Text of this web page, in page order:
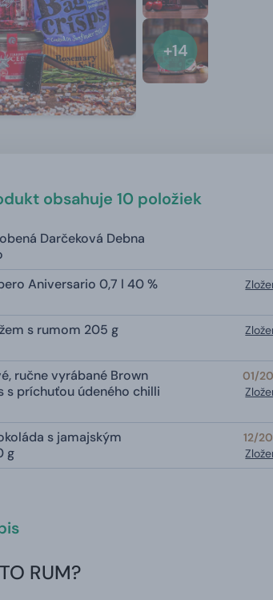
+14
obsahuje 10 položiek
Darčeková Debna
Aniversario 0,7 l 40 %
s rumom 205 g
ručne vyrábané Brown
s príchuťou údeného chilli
01/
s jamajským
g
12/
RUM?